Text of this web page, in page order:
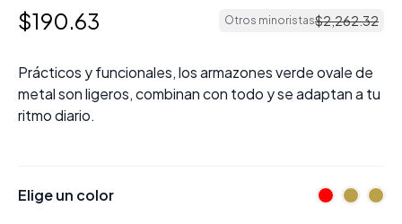
$190.63 Otros minoristas$2,262.32
Prácticos y funcionales, los armazones verde ovale de
metal son ligeros, combinan con todo y se adaptan a tu
ritmo diario.
Elige un color